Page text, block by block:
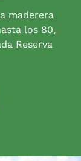
maderera
los 80,
Reserva